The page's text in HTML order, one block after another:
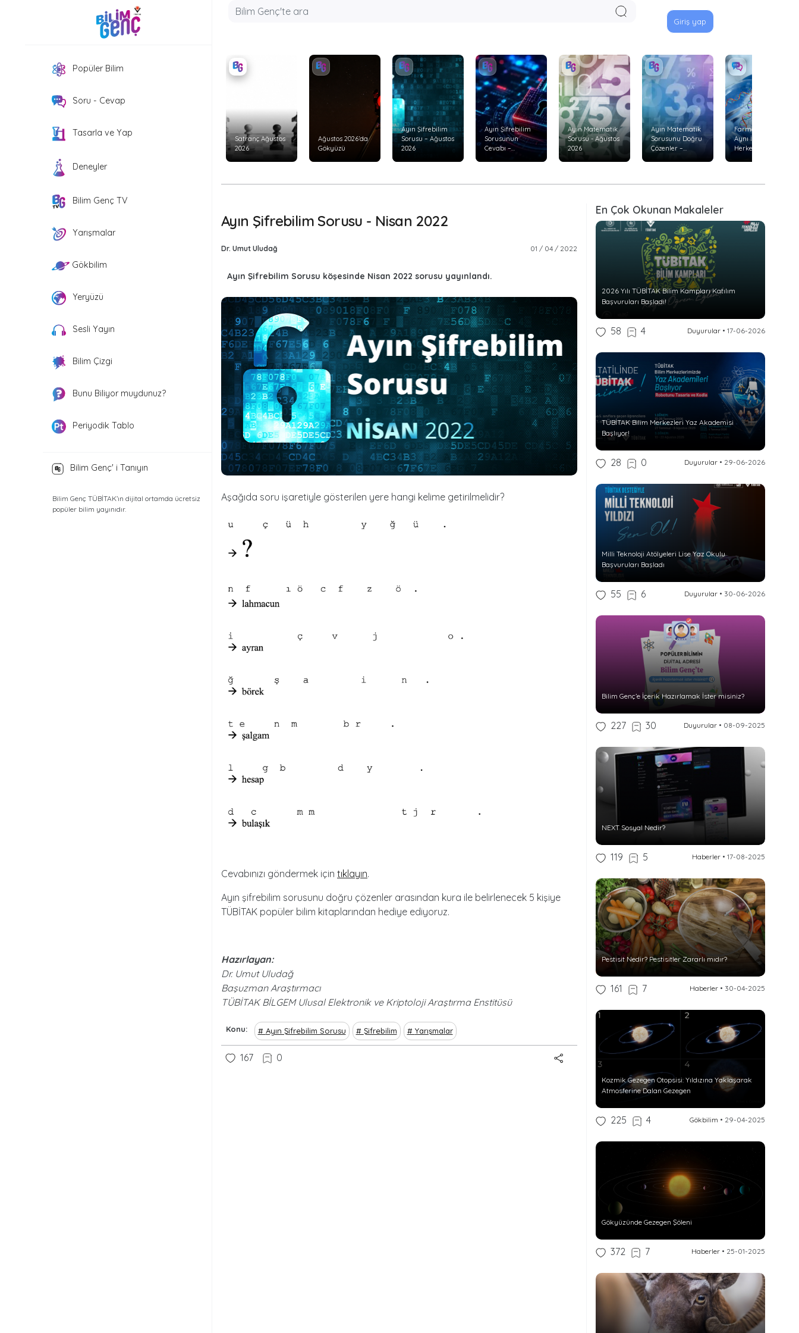
Giriş yap
Popüler Bilim
Soru - Cevap
Tasarla ve Yap
Deneyler
Bilim Genç TV
Yarışmalar
Gökbilim
Yeryüzü
Sesli Yayın
Bilim Çizgi
Bunu Biliyor muydunuz?
Periyodik Tablo
Bilim Genç' i Tanıyın
Bilim Genç TÜBİTAK’ın dijital ortamda ücretsiz
popüler bilim yayınıdır.
Satranç Ağustos
2026
Ağustos 2026’da
Gökyüzü
Ayın Şifrebilim
Sorusu – Ağustos
2026
Ayın Şifrebilim
Sorusunun
Cevabı –
Ayın Matematik
Sorusu - Ağustos
2026
Ayın Matematik
Sorusunu Doğru
Çözenler –
Farmakogenetik:
Aynı İlaç Neden
Herkeste Aynı
Ayın Şifrebilim Sorusu - Nisan 2022
Dr. Umut Uludağ 01 / 04 / 2022
Ayın Şifrebilim Sorusu köşesinde Nisan 2022 sorusu yayınlandı.
Aşağıda soru işaretiyle gösterilen yere hangi kelime getirilmelidir?
Cevabınızı göndermek için tıklayın.
Ayın şifrebilim sorusunu doğru çözenler arasından kura ile belirlenecek 5 kişiye
TÜBİTAK popüler bilim kitaplarından hediye ediyoruz.
Hazırlayan:
Dr. Umut Uludağ
Başuzman Araştırmacı
TÜBİTAK BİLGEM Ulusal Elektronik ve Kriptoloji Araştırma Enstitüsü
Konu Ayın Şifrebilim Sorusu Şifrebilim Yarışmalar
167 0
En Çok Okunan Makaleler
2026 Yılı TÜBİTAK Bilim Kampları Katılım
Başvuruları Başladı!
58 4 Duyurular• 17-06-2026
TÜBİTAK Bilim Merkezleri Yaz Akademisi
Başlıyor!
28 0 Duyurular• 29-06-2026
Milli Teknoloji Atölyeleri Lise Yaz Okulu
Başvuruları Başladı
55 6 Duyurular• 30-06-2026
Bilim Genç’e İçerik Hazırlamak İster misiniz?
227 30 Duyurular• 08-09-2025
NEXT Sosyal Nedir?
119 5 Haberler• 17-08-2025
Pestisit Nedir? Pestisitler Zararlı mıdır?
161 7 Haberler• 30-04-2025
Kozmik Gezegen Otopsisi: Yıldızına Yaklaşarak
Atmosferine Dalan Gezegen
225 4 Gökbilim • 29-04-2025
Gökyüzünde Gezegen Şöleni
372 7 Haberler• 25-01-2025